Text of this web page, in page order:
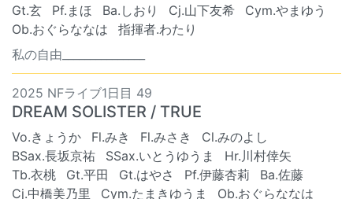
Gt.玄
Pf.まほ Ba.しおり Cj.山下友希
Cym.やまゆう
Ob.おぐらななは
指揮者.わたり
私の自由_______________
2025 NFライブ1日目 49
DREAM SOLISTER / TRUE
Vo.きょうか Fl.みき Fl.みさき
Cl.みのよし
BSax.長坂京祐
SSax.いとうゆうま
Hr.川村倖矢
Tb.衣桃
Gt.平田 Gt.はやさ Pf.伊藤杏莉
Ba.佐藤
Cj.中橋美乃里
Cym.たまきゆうま Ob.おぐらななは